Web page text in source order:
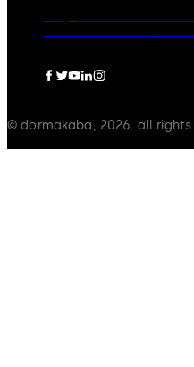
© dormakaba, 2026, all rights